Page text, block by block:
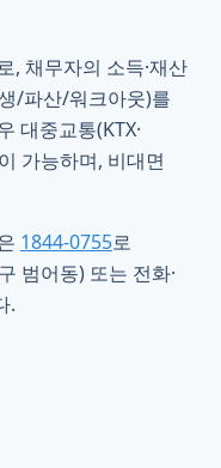
, 채무자의 소득·재산
/파산/워크아웃)를
대중교통(KTX·
가능하며, 비대면
1844-0755로
범어동) 또는 전화·
.